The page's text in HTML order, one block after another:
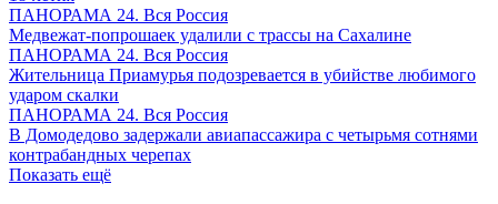
ПАНОРАМА 24. Вся Россия
Медвежат-попрошаек удалили с трассы на Сахалине
ПАНОРАМА 24. Вся Россия
Жительница Приамурья подозревается в убийстве любимого
ударом скалки
ПАНОРАМА 24. Вся Россия
В Домодедово задержали авиапассажира с четырьмя сотнями
контрабандных черепах
Показать ещё